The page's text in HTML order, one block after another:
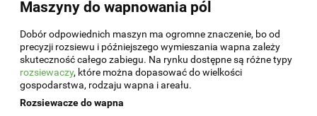
Maszyny do wapnowania pól
Dobór odpowiednich maszyn ma ogromne znaczenie, bo od
precyzji rozsiewu i późniejszego wymieszania wapna zależy
skuteczność całego zabiegu. Na rynku dostępne są różne typy
rozsiewaczy, które można dopasować do wielkości
gospodarstwa, rodzaju wapna i areału.
Rozsiewacze do wapna